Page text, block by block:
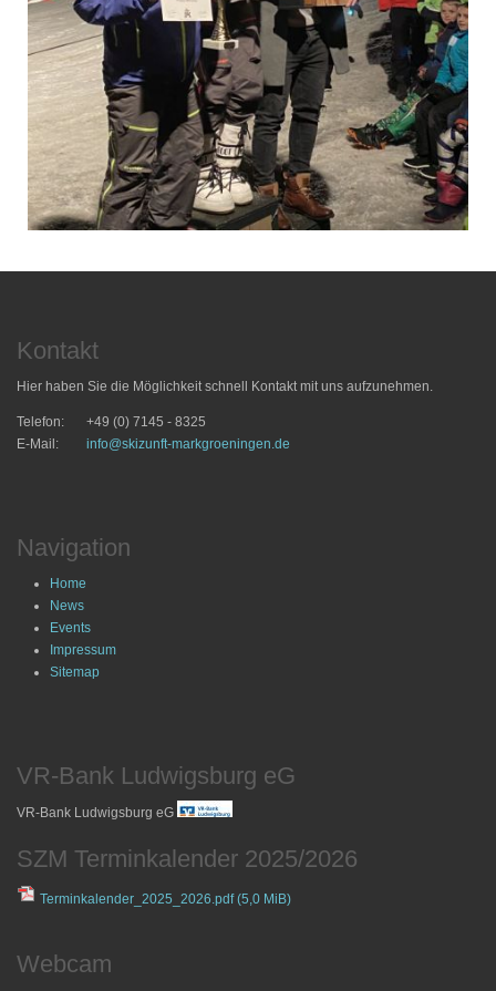
Kontakt
Hier haben Sie die Möglichkeit schnell Kontakt mit uns aufzunehmen.
Telefon:
+49 (0) 7145 - 8325
E-Mail:
info@skizunft-markgroeningen.de
Navigation
Home
News
Events
Impressum
Sitemap
VR-Bank Ludwigsburg eG
VR-Bank Ludwigsburg eG
SZM Terminkalender 2025/2026
Terminkalender_2025_2026.pdf(5,0 MiB)
Webcam